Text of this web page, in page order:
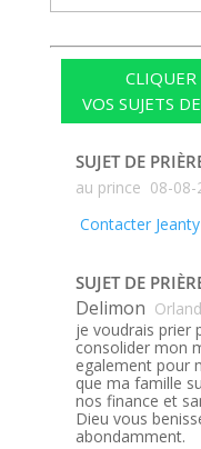
VOS SUJETS
SUJET DE
au prince 08-08-
Contacter Jeanty
SUJET DE
Delimon
je voudrais prier
consolider mon
egalement pour
que ma famille
nos finance et
Dieu vous
abondamment.